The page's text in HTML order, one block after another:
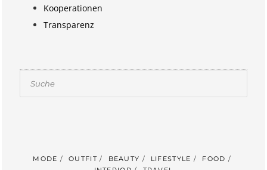
Kooperationen
Transparenz
MODE OUTFIT BEAUTY LIFESTYLE
FOOD